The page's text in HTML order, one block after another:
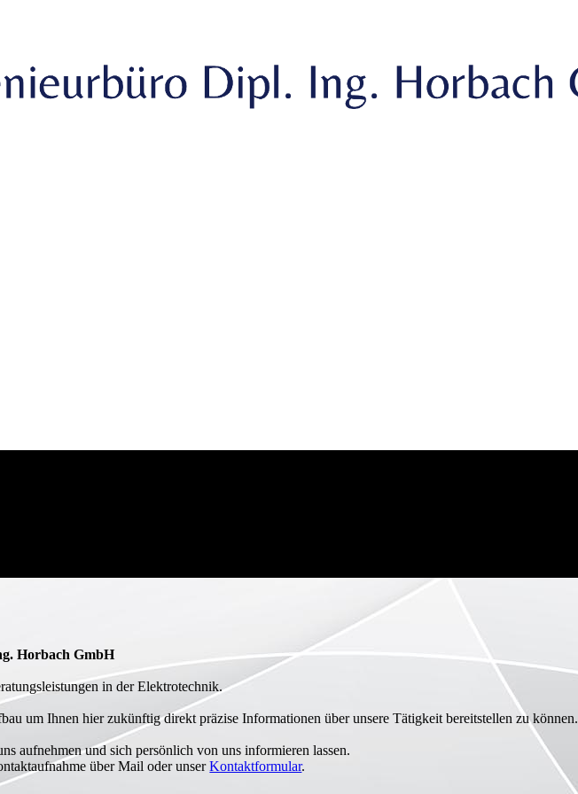
Horbach GmbH
in der Elektrotechnik.
um Ihnen hier zukünftig direkt präzise Informationen über unsere Tätigkeit bereitstellen zu können.
aufnehmen und sich persönlich von uns informieren lassen.
über Mail oder unserKontaktformular.